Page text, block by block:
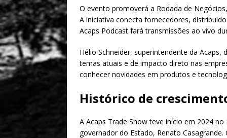
O evento promoverá a Rodada de
A iniciativa conecta fornecedores,
Acaps Podcast fará transmissões ao vivo
Hélio Schneider, superintendente da
temas atuais e de impacto direto nas
conhecer novidades em produtos e
Histórico de
A Acaps Trade Show teve início em 2024
governador do Estado, Renato